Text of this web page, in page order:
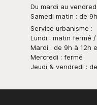
Du mardi au
Samedi matin : de
Service urbanisme :
Lundi : matin fermé /
Mardi : de 9h à 12h
Mercredi : fermé
Jeudi & vendredi :